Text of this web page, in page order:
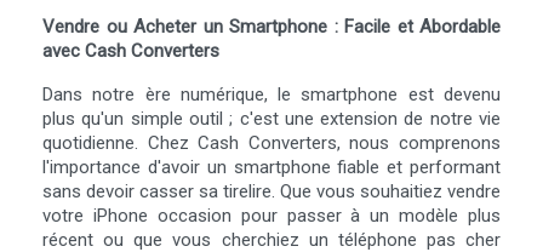
Vendre ou Acheter un Smartphone : Facile et Abordable
avec Cash Converters
Dans notre ère numérique, le smartphone est devenu
plus qu'un simple outil ; c'est une extension de notre vie
quotidienne. Chez Cash Converters, nous comprenons
l'importance d'avoir un smartphone fiable et performant
sans devoir casser sa tirelire. Que vous souhaitiez vendre
votre iPhone occasion pour passer à un modèle plus
récent ou que vous cherchiez un téléphone pas cher